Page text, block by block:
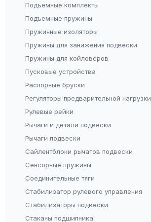
Подъемные комплекты
Подъемные пружины
Пружинные изоляторы
Пружины для занижения подвески
Пружины для койловеров
Пусковые устройства
Распорные бруски
Регуляторы предварительной нагрузки
Рулевые рейки
Рычаги и детали подвески
Рычаги подвески
Сайлентблоки рычагов подвески
Сенсорные пружины
Соединительные тяги
Стабилизатор рулевого управления
Стабилизаторы подвески
Стаканы подшипника